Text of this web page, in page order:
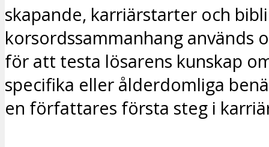
skapande, karriärstarter och
korsordssammanhang används
för att testa lösarens kunskap
specifika eller ålderdomliga
en författares första steg i